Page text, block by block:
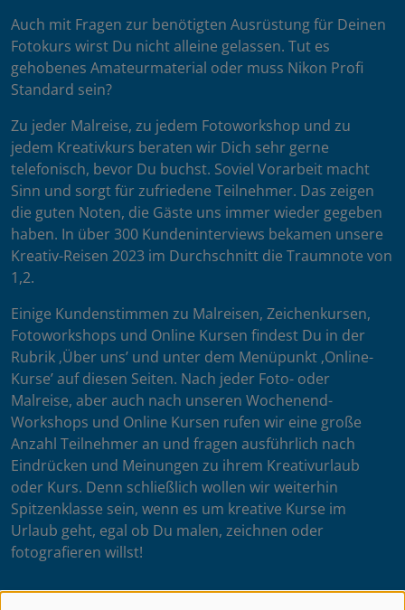
Auch mit Fragen zur benötigten Ausrüstung für Deinen
Fotokurs wirst Du nicht alleine gelassen. Tut es
gehobenes Amateurmaterial oder muss Nikon Profi
Standard sein?
Zu jeder Malreise, zu jedem Fotoworkshop und zu
jedem Kreativkurs beraten wir Dich sehr gerne
telefonisch, bevor Du buchst. Soviel Vorarbeit macht
Sinn und sorgt für zufriedene Teilnehmer. Das zeigen
die guten Noten, die Gäste uns immer wieder gegeben
haben. In über 300 Kundeninterviews bekamen unsere
Kreativ-Reisen 2023 im Durchschnitt die Traumnote von
1,2.
Einige Kundenstimmen zu Malreisen, Zeichenkursen,
Fotoworkshops und Online Kursen findest Du in der
Rubrik ‚Über uns’ und unter dem Menüpunkt ‚Online-
Kurse’ auf diesen Seiten. Nach jeder Foto- oder
Malreise, aber auch nach unseren Wochenend-
Workshops und Online Kursen rufen wir eine große
Anzahl Teilnehmer an und fragen ausführlich nach
Eindrücken und Meinungen zu ihrem Kreativurlaub
oder Kurs. Denn schließlich wollen wir weiterhin
Spitzenklasse sein, wenn es um kreative Kurse im
Urlaub geht, egal ob Du malen, zeichnen oder
fotografieren willst!